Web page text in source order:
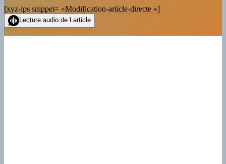
[xyz-ips snippet= »Modification-article-directe »]
Lecture audio de l article